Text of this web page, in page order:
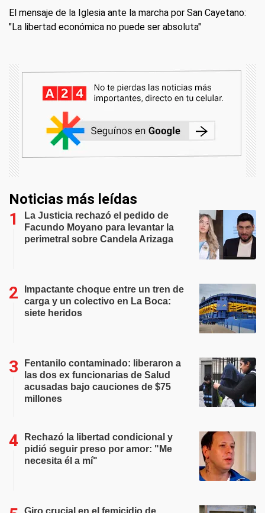
El mensaje de la Iglesia ante la marcha por San Cayetano:
"La libertad económica no puede ser absoluta"
Noticias más leídas
La Justicia rechazó el pedido de
Facundo Moyano para levantar la
perimetral sobre Candela Arizaga
Impactante choque entre un tren de
carga y un colectivo en La Boca:
siete heridos
Fentanilo contaminado: liberaron a
las dos ex funcionarias de Salud
acusadas bajo cauciones de $75
millones
Rechazó la libertad condicional y
pidió seguir preso por amor: "Me
necesita él a mí"
Giro crucial en el femicidio de